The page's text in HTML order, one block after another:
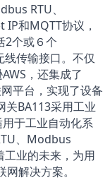
RTU、
和MQTT协议，
2个或６个
线传输接口。不仅
，还集成了
平台，实现了设备
关BA113采用工业
于工业自动化系
、Modbus
工业的未来，为用
解决方案。